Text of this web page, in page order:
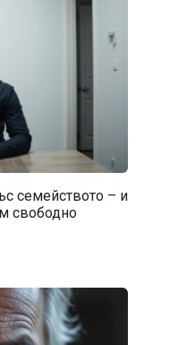
семейството – и
свободно